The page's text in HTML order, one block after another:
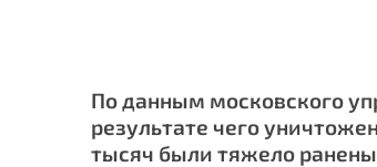
По данным московского
результате чего
тысяч были тяжело